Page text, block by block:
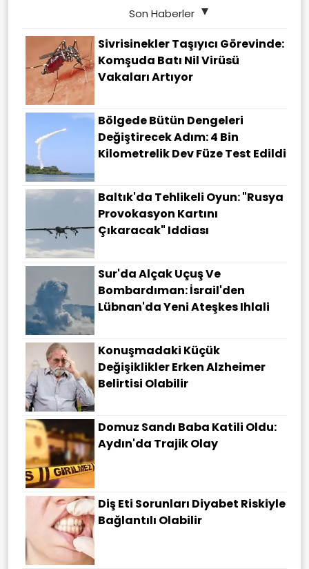
Son Haberler
Sivrisinekler Taşıyıcı Görevinde:
Komşuda Batı Nil Virüsü
Vakaları Artıyor
Bölgede Bütün Dengeleri
Değiştirecek Adım: 4 Bin
Kilometrelik Dev Füze Test Edildi
Baltık'da Tehlikeli Oyun: "Rusya
Provokasyon Kartını
Çıkaracak" Iddiası
Sur'da Alçak Uçuş Ve
Bombardıman: İsrail'den
Lübnan'da Yeni Ateşkes Ihlali
Konuşmadaki Küçük
Değişiklikler Erken Alzheimer
Belirtisi Olabilir
Domuz Sandı Baba Katili Oldu:
Aydın'da Trajik Olay
Diş Eti Sorunları Diyabet Riskiyle
Bağlantılı Olabilir